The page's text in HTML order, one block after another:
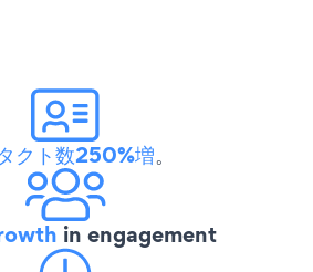
クト数250%増。
in engagement